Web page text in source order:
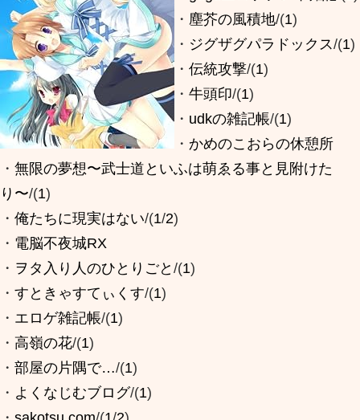
・ 塵芥の風積地/(1)
・ ジグザグパラドックス/(1)
・ 伝統攻撃/(1)
・ 牛頭印/(1)
・ udkの雑記帳/(1)
・ かめのこおらの休憩所
・ 無限の夢想〜武士道といふは萌ゑる事と見附けた
り〜/(1)
・ 俺たちに現実はない/(1/2)
・ 電脳不夜城RX
・ ヲタ入り人のひとりごと /(1)
・ すときゃすてぃくす/(1)
・ エロゲ雑記帳/(1)
・ 高嶺の花/(1)
・ 部屋の片隅で…/(1)
・ よくなじむブログ/(1)